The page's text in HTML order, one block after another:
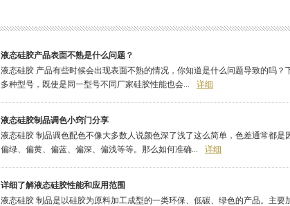
液态硅胶产品表面不熟是什么问题？
液态硅胶 产品有些时候会出现表面不熟的情况，你知道是什么问题导致的吗
多种型号，既使是同一型号不同厂家硅胶性能也会...
详细
液态硅胶制品调色小窍门分享
液态硅胶 制品调色配色不像大多数人说颜色深了浅了这么简单，色差通常都是
偏绿、偏黄、偏蓝、偏深、偏浅等等。那么如何准确...
详细
详细了解液态硅胶性能和应用范围
液态硅胶 制品是以硅胶为原料加工成型的一类环保、低碳、绿色的产品。主